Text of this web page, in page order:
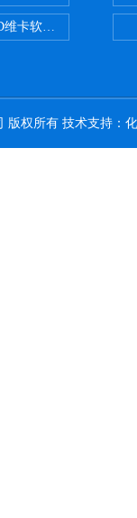
维卡软化点温度测定仪
版权所有 技术支持：